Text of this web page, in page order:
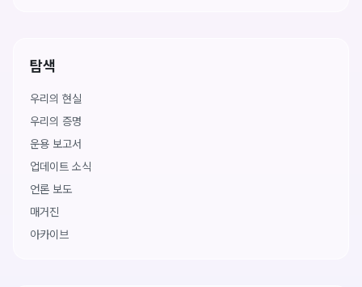
탐색
우리의 현실
우리의 증명
운용 보고서
업데이트 소식
언론 보도
매거진
아카이브